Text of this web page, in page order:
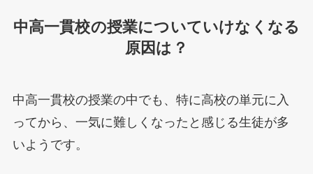
中高一貫校の授業についていけなくなる
原因は？
中高一貫校の授業の中でも、特に高校の単元に入
ってから、一気に難しくなったと感じる生徒が多
いようです。